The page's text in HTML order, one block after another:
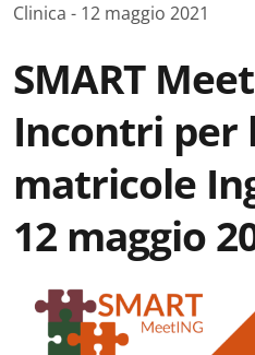
Clinica - 12 maggio 2021
SMART
Incontri per
matricole
12 maggio